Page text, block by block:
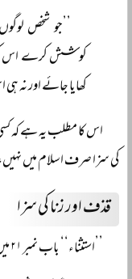
’’جو شخص
کوشش کرے اس کو
کھایا جائے اور نہ
اس کا مطلب یہ ہے کہ
کی سزا صرف اسلام میں نہیں،
قذف اور زنا کی سزا
’’استثناء‘‘ باب نمبر ۲۱ میں درج ہے کہ